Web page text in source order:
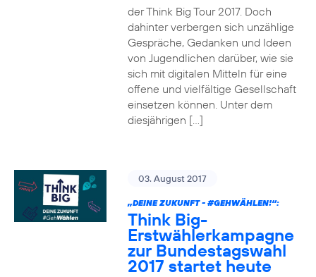
der Think Big Tour 2017. Doch
dahinter verbergen sich unzählige
Gespräche, Gedanken und Ideen
von Jugendlichen darüber, wie sie
sich mit digitalen Mitteln für eine
offene und vielfältige Gesellschaft
einsetzen können. Unter dem
diesjährigen […]
03. August 2017
„DEINE ZUKUNFT - #GEHWÄHLEN!“:
Think Big-
Erstwählerkampagne
zur Bundestagswahl
2017 startet heute